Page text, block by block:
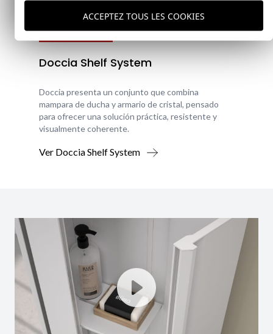
Nouveauté
Doccia Shelf System
Doccia presenta un conjunto que combina
mampara de ducha y armario de cristal, pensado
para ofrecer una solución práctica, resistente y
visualmente coherente.
Ver Doccia Shelf System
ACCEPTEZ TOUS LES COOKIES